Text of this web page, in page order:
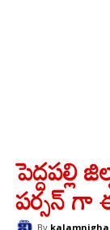
పర్సన్ గా
By